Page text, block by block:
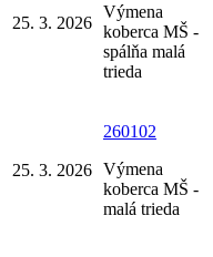
25. 3. 2026
Výmena
koberca MŠ -
spálňa malá
trieda
25. 3. 2026
260102
Výmena
koberca MŠ -
malá trieda